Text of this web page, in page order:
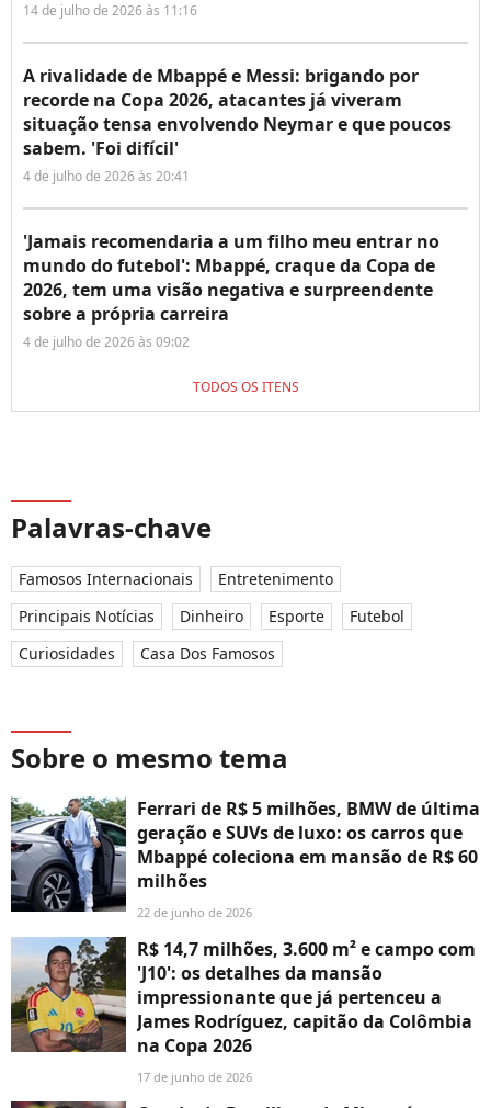
14 de julho de 2026 às 11:16
A rivalidade de Mbappé e Messi: brigando por
recorde na Copa 2026, atacantes já viveram
situação tensa envolvendo Neymar e que poucos
sabem. 'Foi difícil'
4 de julho de 2026 às 20:41
'Jamais recomendaria a um filho meu entrar no
mundo do futebol': Mbappé, craque da Copa de
2026, tem uma visão negativa e surpreendente
sobre a própria carreira
4 de julho de 2026 às 09:02
TODOS OS ITENS
Palavras-chave
Famosos Internacionais
Entretenimento
Principais Notícias
Dinheiro Esporte
Futebol
Curiosidades
Casa Dos Famosos
Sobre o mesmo tema
Ferrari de R$ 5 milhões, BMW de última
geração e SUVs de luxo: os carros que
Mbappé coleciona em mansão de R$ 60
milhões
22 de junho de 2026
R$ 14,7 milhões, 3.600 m² e campo com
'J10': os detalhes da mansão
impressionante que já pertenceu a
James Rodríguez, capitão da Colômbia
na Copa 2026
17 de junho de 2026